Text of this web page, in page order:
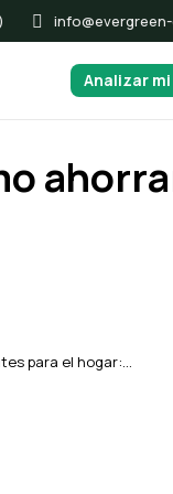
Analizar
para el hogar:…